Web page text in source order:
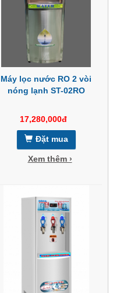
Máy lọc nước RO 2 vòi
nóng lạnh ST-02RO
17,280,000đ
Đặt mua
Xem thêm ›